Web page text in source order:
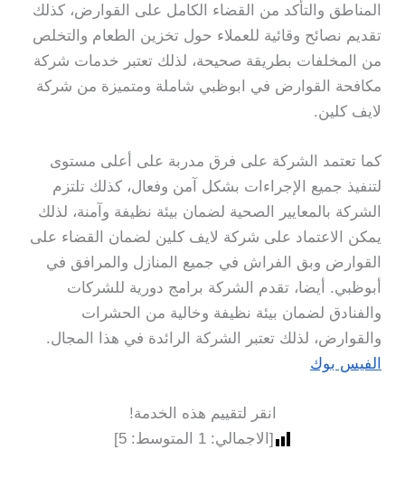
المناطق والتأكد من القضاء الكامل على القوارض، كذلك
تقديم نصائح وقائية للعملاء حول تخزين الطعام والتخلص
من المخلفات بطريقة صحيحة، لذلك تعتبر خدمات شركة
مكافحة القوارض في ابوظبي شاملة ومتميزة من شركة
لايف كلين.
كما تعتمد الشركة على فرق مدربة على أعلى مستوى
لتنفيذ جميع الإجراءات بشكل آمن وفعال، كذلك تلتزم
الشركة بالمعايير الصحية لضمان بيئة نظيفة وآمنة، لذلك
يمكن الاعتماد على شركة لايف كلين لضمان القضاء على
القوارض وبق الفراش في جميع المنازل والمرافق في
أبوظبي. أيضا، تقدم الشركة برامج دورية للشركات
والفنادق لضمان بيئة نظيفة وخالية من الحشرات
والقوارض، لذلك تعتبر الشركة الرائدة في هذا المجال.
الفيس بوك
انقر لتقييم هذه الخدمة!
[الاجمالي:1 المتوسط:5
]